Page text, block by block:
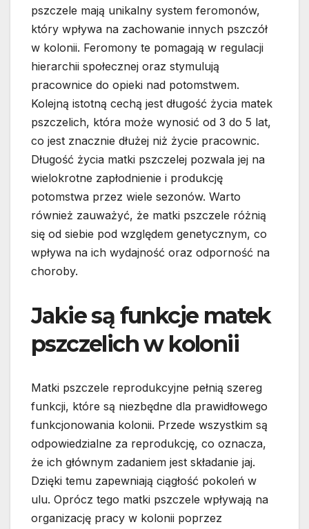
pszczele mają unikalny system feromonów,
który wpływa na zachowanie innych pszczół
w kolonii. Feromony te pomagają w regulacji
hierarchii społecznej oraz stymulują
pracownice do opieki nad potomstwem.
Kolejną istotną cechą jest długość życia matek
pszczelich, która może wynosić od 3 do 5 lat,
co jest znacznie dłużej niż życie pracownic.
Długość życia matki pszczelej pozwala jej na
wielokrotne zapłodnienie i produkcję
potomstwa przez wiele sezonów. Warto
również zauważyć, że matki pszczele różnią
się od siebie pod względem genetycznym, co
wpływa na ich wydajność oraz odporność na
choroby.
Jakie są funkcje matek
pszczelich w kolonii
Matki pszczele reprodukcyjne pełnią szereg
funkcji, które są niezbędne dla prawidłowego
funkcjonowania kolonii. Przede wszystkim są
odpowiedzialne za reprodukcję, co oznacza,
że ich głównym zadaniem jest składanie jaj.
Dzięki temu zapewniają ciągłość pokoleń w
ulu. Oprócz tego matki pszczele wpływają na
organizację pracy w kolonii poprzez